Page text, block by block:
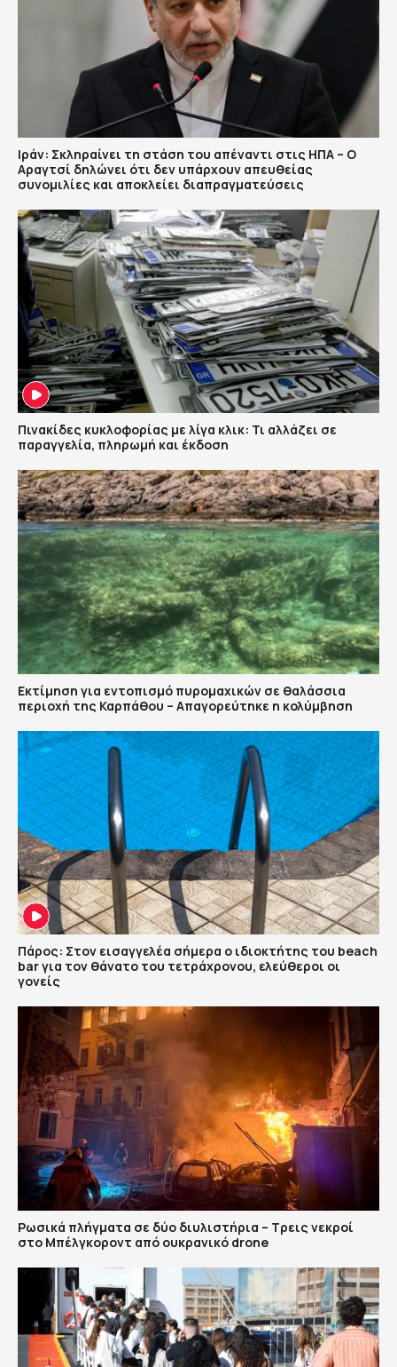
Ιράν: Σκληραίνει τη στάση του απέναντι στις ΗΠΑ – Ο
Αραγτσί δηλώνει ότι δεν υπάρχουν απευθείας
συνομιλίες και αποκλείει διαπραγματεύσεις
Πινακίδες κυκλοφορίας με λίγα κλικ: Τι αλλάζει σε
παραγγελία, πληρωμή και έκδοση
Εκτίμηση για εντοπισμό πυρομαχικών σε θαλάσσια
περιοχή της Καρπάθου – Απαγορεύτηκε η κολύμβηση
Πάρος: Στον εισαγγελέα σήμερα ο ιδιοκτήτης του beach
bar για τον θάνατο του τετράχρονου, ελεύθεροι οι
γονείς
Ρωσικά πλήγματα σε δύο διυλιστήρια – Τρεις νεκροί
στο Μπέλγκοροντ από ουκρανικό drone